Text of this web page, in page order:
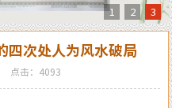
1 2 3
四次处人为风水破局
点击：4093